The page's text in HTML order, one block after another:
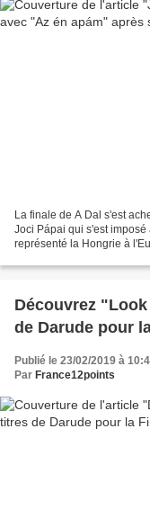
La finale de A Dal s'est
Joci Pápai qui s'est
représenté la Hongrie à
Découvrez
de Darude pour
Publié le 23/02/2019 à
Par France12points